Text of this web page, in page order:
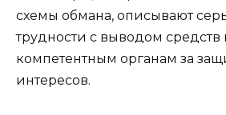
схемы обмана, описывают
трудности с выводом
компетентным органам за
интересов.